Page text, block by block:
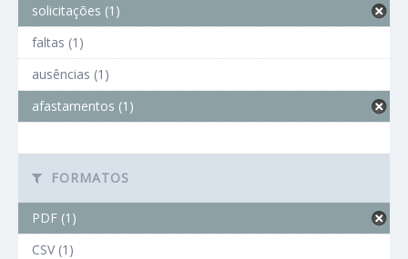
solicitações (1)
faltas (1)
ausências (1)
afastamentos (1)
FORMATOS
PDF (1)
CSV (1)